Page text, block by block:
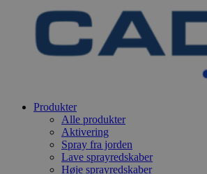
Produkter
Alle produkter
Aktivering
Spray fra jorden
Lave sprayredskaber
Høje sprayredskaber